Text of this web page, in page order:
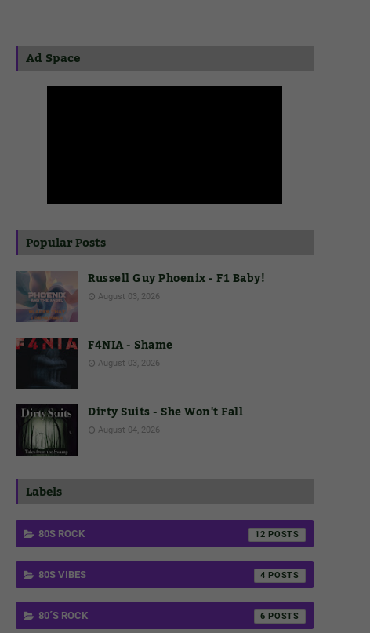
Ad Space
Popular Posts
Russell Guy Phoenix - F1 Baby!
August 03, 2026
F4NIA - Shame
August 03, 2026
Dirty Suits - She Won't Fall
August 04, 2026
Labels
80S ROCK 12
80S VIBES 4
80´S ROCK 6